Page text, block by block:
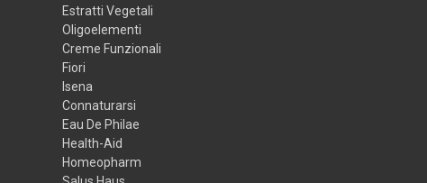
Estratti Vegetali
Oligoelementi
Creme Funzionali
Fiori
Isena
Connaturarsi
Eau De Philae
Health-Aid
Homeopharm